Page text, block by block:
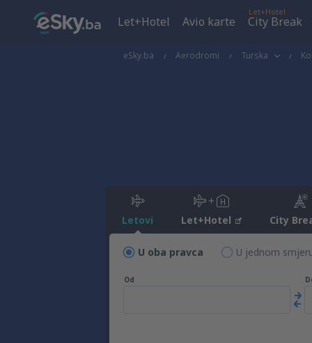
Let+Hotel Avio karte
Let+Hotel
City Break
eSky.ba Aerodromi Turska
Letovi Let+Hotel City
U oba pravca U jednom
Od